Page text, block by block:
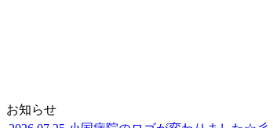
お知らせ